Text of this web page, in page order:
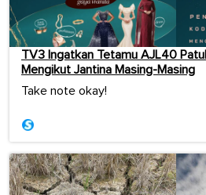
TV3 Ingatkan Tetamu AJL40
Mengikut Jantina Masing-Masing
Take note okay!